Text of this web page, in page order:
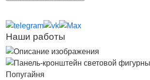
Наши работы